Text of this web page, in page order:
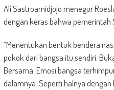
Ali Sastroamidjojo menegur
dengan keras bahwa pemerintah
“Menentukan bentuk bendera
pokok dari bangsa itu sendiri.
Bersama. Emosi bangsa
dalamnya. Seperti halnya dengan